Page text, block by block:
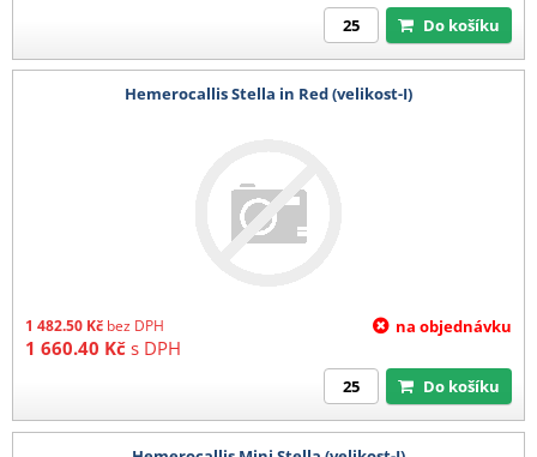
Do košíku
Hemerocallis Stella in Red (velikost-I)
1 482.50 Kč bez DPH
1 660.40 Kč s DPH
na objednávku
Do košíku